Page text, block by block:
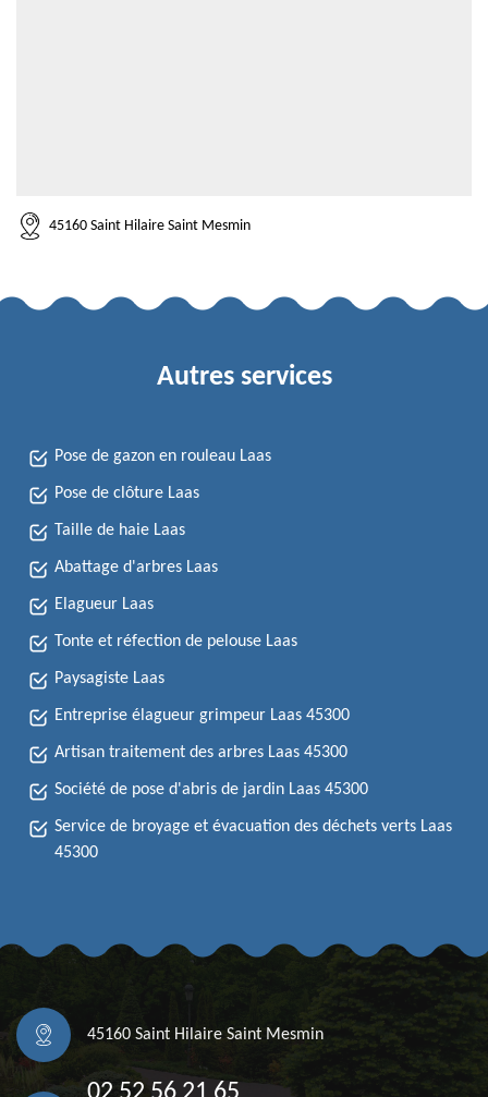
45160 Saint Hilaire Saint Mesmin
Autres services
Pose de gazon en rouleau Laas
Pose de clôture Laas
Taille de haie Laas
Abattage d'arbres Laas
Elagueur Laas
Tonte et réfection de pelouse Laas
Paysagiste Laas
Entreprise élagueur grimpeur Laas 45300
Artisan traitement des arbres Laas 45300
Société de pose d'abris de jardin Laas 45300
Service de broyage et évacuation des déchets verts Laas
45300
45160 Saint Hilaire Saint Mesmin